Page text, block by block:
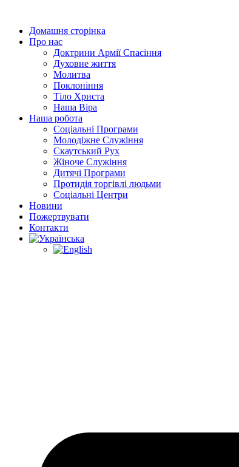
вмістуДомашня сторінка
Про нас
Доктрини Армії Спасіння
Духовне життя
Молитва
Поклоніння
Тіло Христа
Наша Віра
Наша робота
Соціальні Програми
Молодіжне Служіння
Скаутський Рух
Жіноче Cлужіння
Дитячі Програми
Протидія торгівлі людьми
Соціальні Центри
Новини
Пожертвувати
Контакти